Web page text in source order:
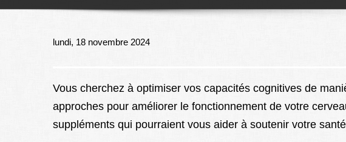
lundi, 18 novembre 2024
Vous cherchez à optimiser vos capacités cognitives de
approches pour améliorer le fonctionnement de votre
suppléments qui pourraient vous aider à soutenir votre